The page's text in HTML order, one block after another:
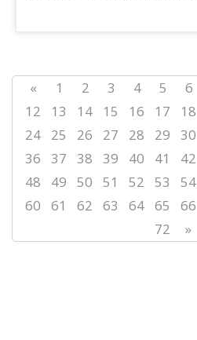
« 1 2 3 4 5 6
12
13 14 15 16 17 18
24
25 26 27 28 29 30
36
37 38 39 40 41 42
48
49 50 51 52 53 54
60
61 62 63 64 65 66
72
»